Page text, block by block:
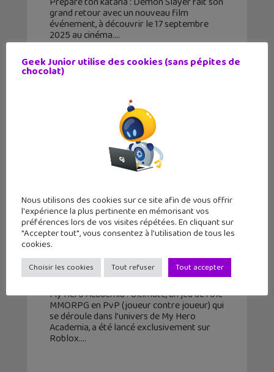
grand retour avec un nouveau film
événement, à découvrir le 17 septembre
2025 au cinéma.
My Hero Academia Ultimate se joue
sur Roblox uniquement
17 septembre 2025
My Hero Academia : Ultimate, un jeu de rôle
MMORPG en PvP (joueur contre joueur) qui
se déroule dans l’univers de My Hero
Academia, a été lancé exclusivement sur
Roblox.
Geek Junior utilise des cookies (sans pépites de
chocolat)
Nous utilisons des cookies sur ce site afin de vous offrir
l'expérience la plus pertinente en mémorisant vos
préférences lors de vos visites répétées. En cliquant sur
"Accepter tout", vous consentez à l'utilisation de tous les
cookies.
Choisir les cookies Tout refuser Tout accepter